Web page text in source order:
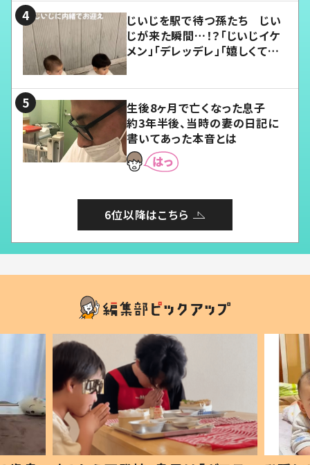
じいじを駅で待つ孫たち じい
じが来た瞬間…！？「じいじイケ
メン」「デレッデレ」「嬉しくて可
生後8ヶ月で亡くなった息子
約3年半後、当時の妻の日記に
書いてあった本音とは
6位以降はこちら